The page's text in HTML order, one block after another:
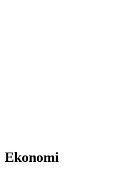
Ekonomi